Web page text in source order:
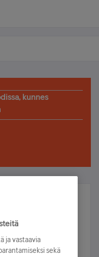
kunnes
voita!
arvonnassa.
ja vastaavia
sekä